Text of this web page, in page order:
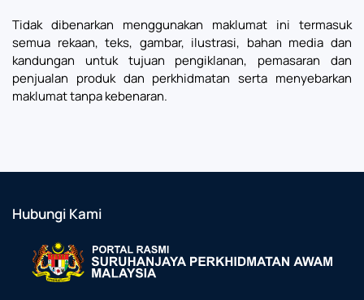
Tidak dibenarkan menggunakan maklumat ini termasuk
semua rekaan, teks, gambar, ilustrasi, bahan media dan
kandungan untuk tujuan pengiklanan, pemasaran dan
penjualan produk dan perkhidmatan serta menyebarkan
maklumat tanpa kebenaran.
Hubungi Kami